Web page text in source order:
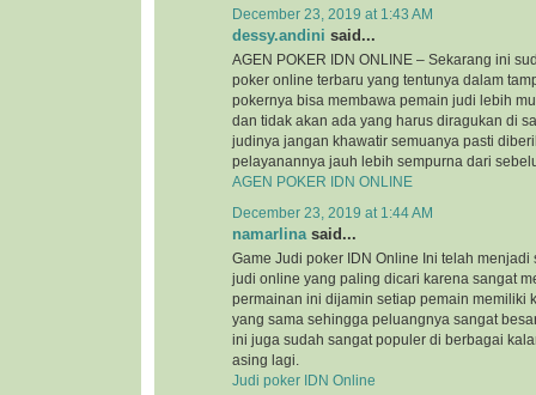
December 23, 2019 at 1:43 AM
dessy.andini said...
AGEN POKER IDN ONLINE – Sekarang ini
poker online terbaru yang tentunya dalam
pokernya bisa membawa pemain judi lebih
dan tidak akan ada yang harus diragukan di
judinya jangan khawatir semuanya pasti
pelayanannya jauh lebih sempurna dari
AGEN POKER IDN ONLINE
December 23, 2019 at 1:44 AM
namarlina said...
Game Judi poker IDN Online Ini telah menjadi
judi online yang paling dicari karena sangat
permainan ini dijamin setiap pemain memiliki
yang sama sehingga peluangnya sangat
ini juga sudah sangat populer di berbagai
asing lagi.
Judi poker IDN Online